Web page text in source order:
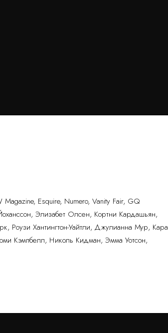
Esquire, Numero, Vanity Fair, GQ
Элизабет Олсен, Кортни Кардашьян,
Роузи Хантингтон-Уайтли, Джулианна Мур, Кара
Кэмпбелл, Николь Кидман, Эмма Уотсон,